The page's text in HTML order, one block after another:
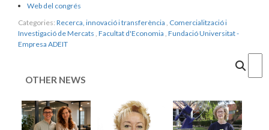
Web del congrés
Categories: Recerca, innovació i transferència Comercialització i
Investigació de Mercats Facultat d'Economia Fundació Universitat -
Empresa ADEIT
OTHER NEWS